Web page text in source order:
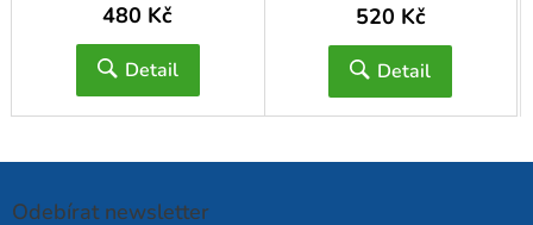
480 Kč
Detail
520 Kč
Detail
Odebírat newsletter